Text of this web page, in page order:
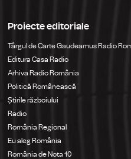
Proiecte editoriale
Târgul de Carte Gaudeamus Radio
Editura Casa Radio
Arhiva Radio România
Politică Românească
Știrile războiului
Radio
România Regional
Eu aleg România
România de Nota 10